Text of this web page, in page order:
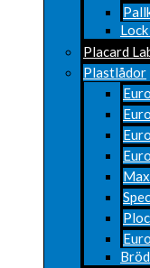
Placard
Plastlådor